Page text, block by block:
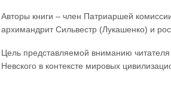
Авторы книги – член Патриаршей
архимандрит Сильвестр (Лукашенко) и
Цель представляемой вниманию читателя
Невского в контексте мировых